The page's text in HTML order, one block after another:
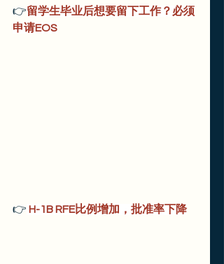
👉留学生毕业后想要留下工作？必须
申请EOS
👉 H-1B RFE比例增加，批准率下降